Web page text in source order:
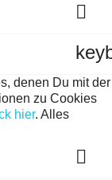

denen Du mit der
zu Cookies
hier. Alles
